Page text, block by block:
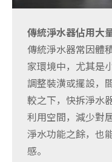
傳統淨水器佔用大
傳統淨水器常因體
家環境中，尤其是
調整裝潢或擺設，
較之下，快拆淨水
利用空間，減少對
淨水功能之餘，也
感。